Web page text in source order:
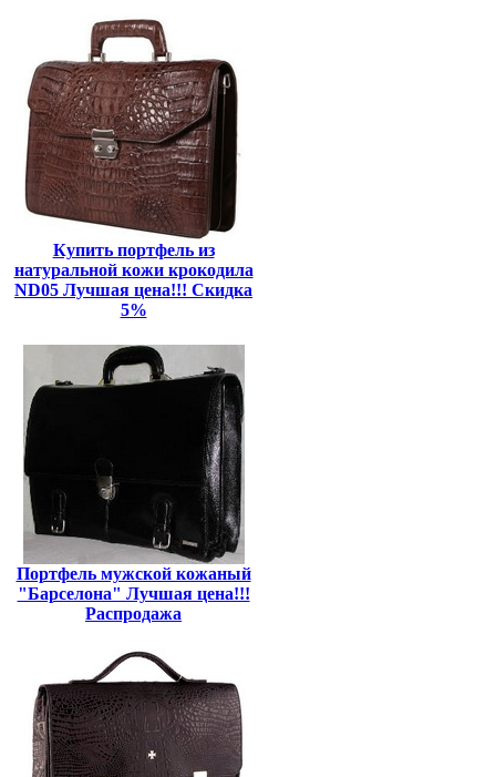
Купить портфель из
натуральной кожи крокодила
ND05 Лучшая цена!!! Скидка
5%
Портфель мужской кожаный
"Барселона" Лучшая цена!!!
Распродажа